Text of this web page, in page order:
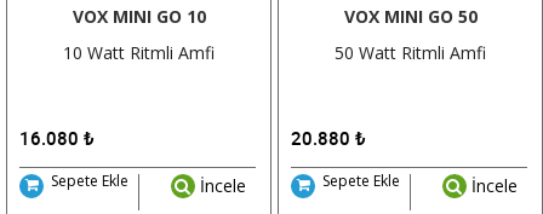
VOX MINI GO 10
10 Watt Ritmli Amfi
16.080 ₺
Sepete Ekle İncele
VOX MINI GO 50
50 Watt Ritmli Amfi
20.880 ₺
Sepete Ekle İncele